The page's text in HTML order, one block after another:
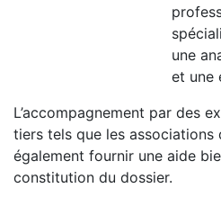
une
et une
L’accompagnement par des
tiers tels que les associations
également fournir une aide
constitution du dossier.